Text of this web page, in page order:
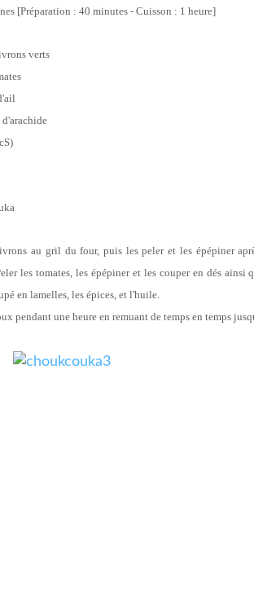
[Préparation : 40 minutes - Cuisson : 1 heure]
verts
au gril du four, puis les peler et les épépiner
les tomates, les épépiner et les couper en dés
en lamelles, les épices, et l'huile.
pendant une heure en remuant de temps en temps